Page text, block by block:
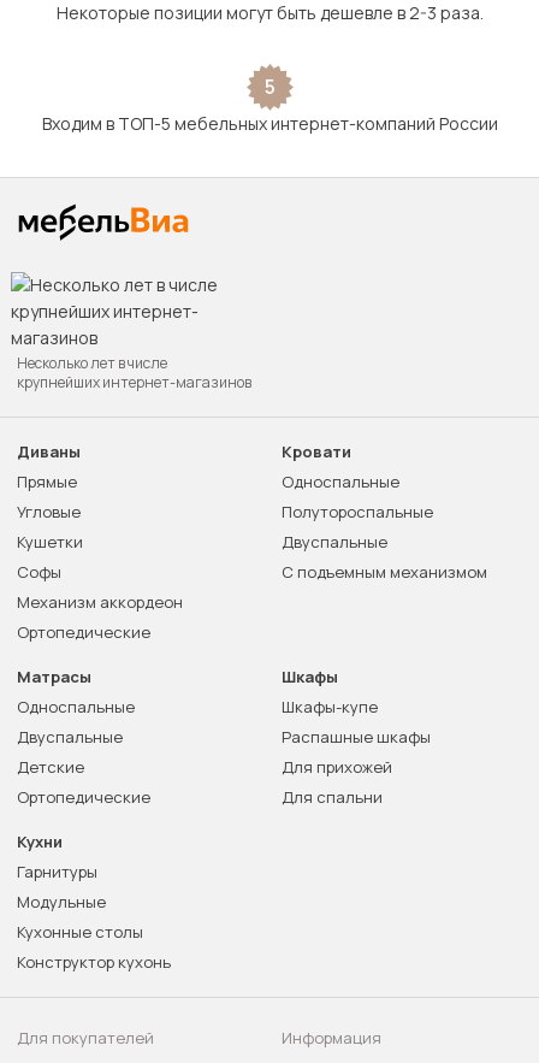
Некоторые позиции могут быть дешевле в 2-3 раза.
5
Входим в ТОП-5 мебельных интернет-компаний России
Несколько лет в числе
крупнейших интернет-магазинов
Диваны
Прямые
Угловые
Кушетки
Софы
Механизм аккордеон
Ортопедические
Кровати
Односпальные
Полутороспальные
Двуспальные
С подъемным механизмом
Матрасы
Односпальные
Двуспальные
Детские
Ортопедические
Шкафы
Шкафы-купе
Распашные шкафы
Для прихожей
Для спальни
Кухни
Гарнитуры
Модульные
Кухонные столы
Конструктор кухонь
Для покупателей
Информация